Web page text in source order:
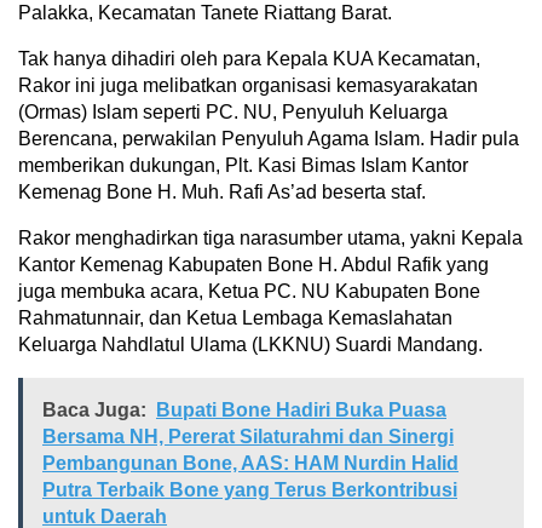
Palakka, Kecamatan Tanete Riattang Barat.
Tak hanya dihadiri oleh para Kepala KUA Kecamatan,
Rakor ini juga melibatkan organisasi kemasyarakatan
(Ormas) Islam seperti PC. NU, Penyuluh Keluarga
Berencana, perwakilan Penyuluh Agama Islam. Hadir pula
memberikan dukungan, Plt. Kasi Bimas Islam Kantor
Kemenag Bone H. Muh. Rafi As’ad beserta staf.
Rakor menghadirkan tiga narasumber utama, yakni Kepala
Kantor Kemenag Kabupaten Bone H. Abdul Rafik yang
juga membuka acara, Ketua PC. NU Kabupaten Bone
Rahmatunnair, dan Ketua Lembaga Kemaslahatan
Keluarga Nahdlatul Ulama (LKKNU) Suardi Mandang.
Baca Juga:
Bupati Bone Hadiri Buka Puasa
Bersama NH, Pererat Silaturahmi dan Sinergi
Pembangunan Bone, AAS: HAM Nurdin Halid
Putra Terbaik Bone yang Terus Berkontribusi
untuk Daerah